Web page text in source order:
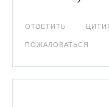
ОТВЕТИТЬ
ПОЖАЛОВАТЬСЯ